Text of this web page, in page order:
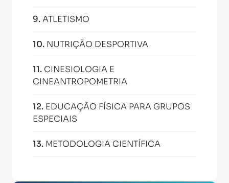
9.ATLETISMO
10. NUTRIÇÃO DESPORTIVA
11. CINESIOLOGIA E
CINEANTROPOMETRIA
12. EDUCAÇÃO FÍSICA PARA GRUPOS
ESPECIAIS
13. METODOLOGIA CIENTÍFICA